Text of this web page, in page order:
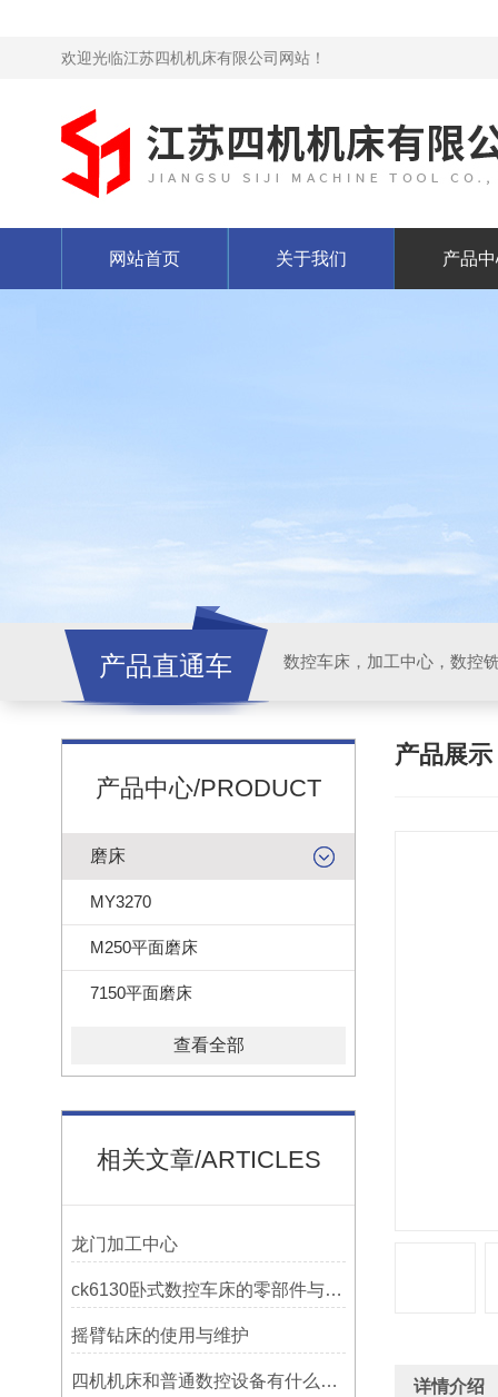
欢迎光临江苏四机机床有限公司网站！
网站首页 关于我们 产品
产品直通车
产品中心/PRODUCT
磨床
MY3270
M250平面磨床
7150平面磨床
查看全部
相关文章/ARTICLES
龙门加工中心
ck6130卧式数控车床的零部件与配置解析
摇臂钻床的使用与维护
四机机床和普通数控设备有什么区别？
产品展示
详情介绍